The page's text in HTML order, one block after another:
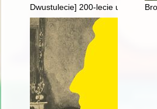
Dwustulecie] 200-lecie urodzin